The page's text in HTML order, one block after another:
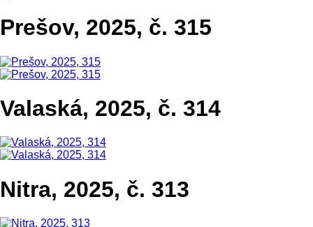
Prešov, 2025, č. 315
Valaská, 2025, č. 314
Nitra, 2025, č. 313